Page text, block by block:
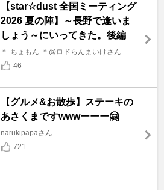
【star☆dust 全国ミーティング
2026 夏の陣】～長野で逢いま
しょう～にいってきた。後編
＊-ちょもん-＊@ロドらんまいけさん
46
【グルメ&お散歩】ステーキの
あさくまですwwwーーー🤗
narukipapaさん
721